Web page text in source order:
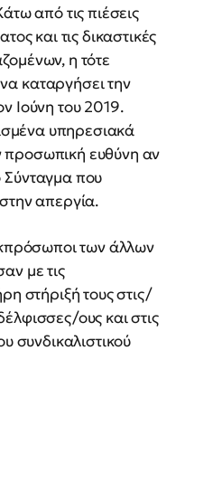
από τις πιέσεις
και τις δικαστικές
η τότε
καταργήσει την
Ιούνη του 2019.
υπηρεσιακά
ευθύνη αν
Σύνταγμα που
απεργία.
των άλλων
με τις
στήριξή τους στις/
ους και στις
συνδικαλιστικού